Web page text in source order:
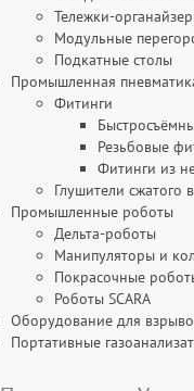
Тележки-
Модульные
Подкатные столы
Промышленная
Фитинги
Резьбовые
Фитинги из
Глушители сжатого
Промышленные роботы
Дельта-роботы
Манипуляторы и
Покрасочные
Роботы SCARA
Оборудование для
Портативные